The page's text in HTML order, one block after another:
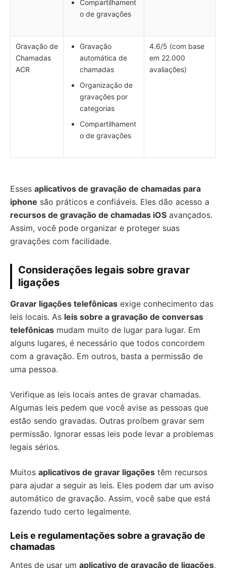
Compartilhament
o de gravações
Gravação de
Chamadas
ACR
Gravação
automática de
chamadas
Organização de
gravações por
categorias
Compartilhament
o de gravações
4.6/5 (com base
em 22.000
avaliações)
Esses aplicativos de gravação de chamadas para
iphone são práticos e confiáveis. Eles dão acesso a
recursos de gravação de chamadas iOS avançados.
Assim, você pode organizar e proteger suas
gravações com facilidade.
Considerações legais sobre gravar
ligações
Gravar ligações telefônicas exige conhecimento das
leis locais. As leis sobre a gravação de conversas
telefônicas mudam muito de lugar para lugar. Em
alguns lugares, é necessário que todos concordem
com a gravação. Em outros, basta a permissão de
uma pessoa.
Verifique as leis locais antes de gravar chamadas.
Algumas leis pedem que você avise as pessoas que
estão sendo gravadas. Outras proíbem gravar sem
permissão. Ignorar essas leis pode levar a problemas
legais sérios.
Muitos aplicativos de gravar ligações têm recursos
para ajudar a seguir as leis. Eles podem dar um aviso
automático de gravação. Assim, você sabe que está
fazendo tudo certo legalmente.
Leis e regulamentações sobre a gravação de
chamadas
Antes de usar um aplicativo de gravação de ligações,